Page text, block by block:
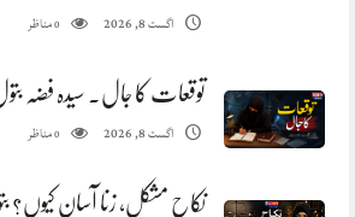
اگست 8, 2026 0مناظر
توقعات کا جال. سیدہ فضہ
اگست 8, 2026 0مناظر
نکاح مشکل، زنا آسان کیوں؟